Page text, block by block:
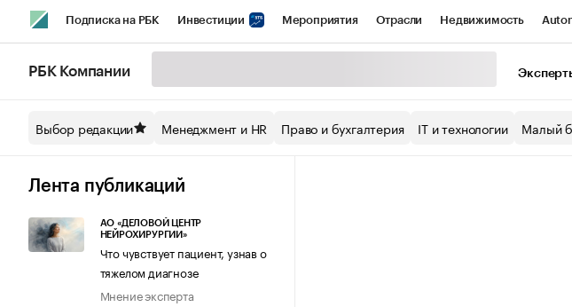
Подписка на РБК Инвестиции Мероприятия Отрасли Недвижимость
Спецпроекты СПб Конференции СПб Спецпроекты
Технологии и медиа
РБК Компании
Выбор редакции Менеджмент и HR Право и бухгалтерия IT и технологии Малый
Лента публикаций
АО «ДЕЛОВОЙ ЦЕНТР
НЕЙРОХИРУРГИИ»
Что чувствует пациент, узнав о
тяжелом диагнозе
Мнение эксперта